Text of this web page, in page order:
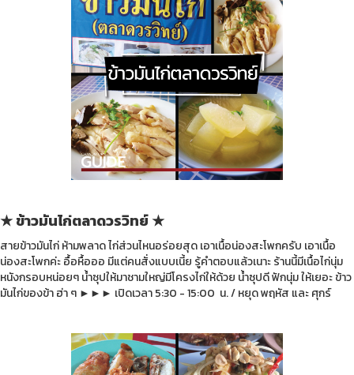
★ ข้าวมันไก่ตลาดวรวิทย์ ★
สายข้าวมันไก่ ห้ามพลาด ไก่ส่วนไหนอร่อยสุด เอาเนื้อน่องสะโพกครับ เอาเนื้อ
น่องสะโพกค่ะ อื้อหื้อออ มีแต่คนสั่งแบบเนี้ย รู้คำตอบแล้วเนาะ ร้านนี้มีเนื้อไก่นุ่ม
หนังกรอบหน่อยๆ น้ำซุปให้มาชามใหญ่มีโครงไก่ให้ด้วย น้ำซุปดี ฟักนุ่ม ให้เยอะ ข้าว
มันไก่ของข้า ฮ่า ๆ ►►► เปิดเวลา 5:30 - 15:00 น. / หยุด พฤหัส และ ศุกร์